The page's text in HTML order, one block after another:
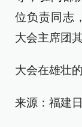
位负责同志
大会主席团
大会在雄壮
来源：福建